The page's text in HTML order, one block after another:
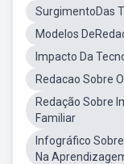
SurgimentoDas
Modelos
Impacto Da
Redacao Sobre
Redação Sobre
Familiar
Infográfico
Na